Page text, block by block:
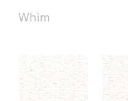
Whim